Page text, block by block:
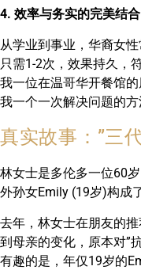
4. 效率与务实的完美结合
从学业到事业，华裔女
只需1-2次，效果持久，
我一位在温哥华开餐馆
我一个一次解决问题的方
真实故事：”三
林女士是多伦多一位60
外孙女Emily (19岁)构成
去年，林女士在朋友的
到母亲的变化，原本对”
有趣的是，年仅19岁的